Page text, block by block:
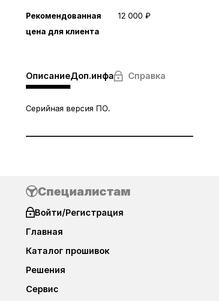
Рекомендованная
цена для клиента
12 000 ₽
ОписаниеДоп.инфа Справка
Серийная версия ПО.
Специалистам
Войти/Регистрация
Главная
Каталог прошивок
Решения
Сервис
Регистрация